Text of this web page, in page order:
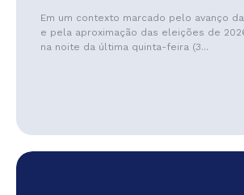
Em um contexto marcado pelo avanço
e pela aproximação das eleições de
na noite da última quinta-feira (3...